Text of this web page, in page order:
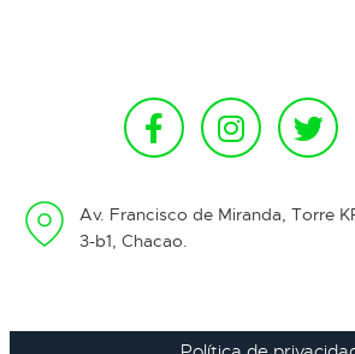
Av. Francisco de Miranda, Torre
3-b1, Chacao.